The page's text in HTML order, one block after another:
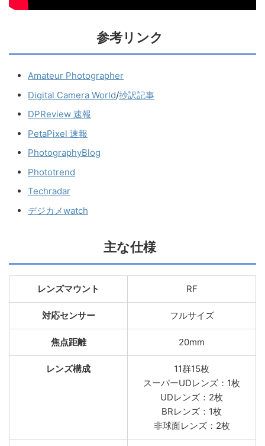
参考リンク
Amateur Photographer
Digital Camera World/抄訳記事
DPReview 速報
PetaPixel 速報
PhotographyBlog
Phototrend
Techradar
デジカメwatch
主な仕様
レンズマウント RF
対応センサー フルサイズ
焦点距離 20mm
レンズ構成
11群15枚
スーパーUDレンズ：1枚
UDレンズ：2枚
BRレンズ：1枚
非球面レンズ：2枚